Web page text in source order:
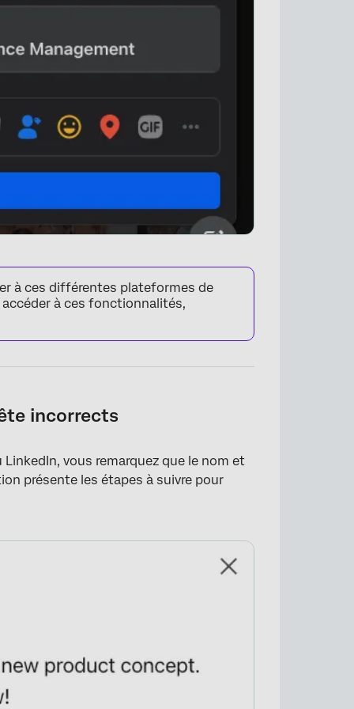
à ces différentes plateformes de
à ces fonctionnalités,
incorrects
vous remarquez que le nom et
présente les étapes à suivre pour